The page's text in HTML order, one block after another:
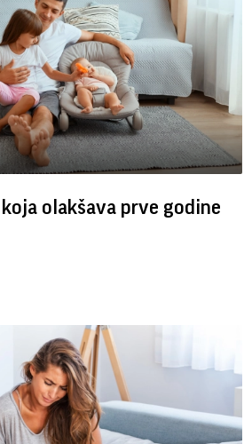
koja olakšava prve godine